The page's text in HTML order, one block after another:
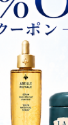
アドバンス オ
たよう
元へ